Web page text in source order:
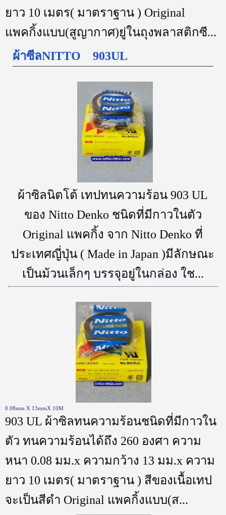
ยาว 10 เมตร( มาตราฐาน ) Original
แพคกิ้งแบบ(สูญากาศ)ยู่ในถุงพลาสติกซี...
ผ้าซีลNITTO 903UL
ผ้าซิลนิตโต้ เทปทนความร้อน 903 UL
ของ Nitto Denko ชนิดที่มีกาวในตัว
Original แพคกิ้ง จาก Nitto Denko ที่
ประเทศญี่ปุ่น ( Made in Japan )มีลักษณะ
เป็นม้วนเล็กๆ บรรจุอยู่ในกล่อง ใช...
0.08mm X 13mmX 10M
903 UL ผ้าซิลทนความร้อนชนิดที่มีกาวใน
ตัว ทนความร้อนได้ถึง 260 องศา ความ
หนา 0.08 มม.x ความกว้าง 13 มม.x ความ
ยาว 10 เมตร( มาตราฐาน ) สีของเนื้อเทป
จะเป็นสีดำ Original แพคกิ้งแบบ(ส...